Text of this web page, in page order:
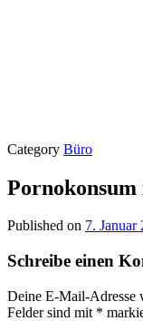
Category Büro
Pornokonsum
Published on 7. Januar
Schreibe einen
Deine E-Mail-Adresse
Felder sind mit *